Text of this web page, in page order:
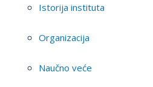
Istorija instituta
Organizacija
Naučno veće